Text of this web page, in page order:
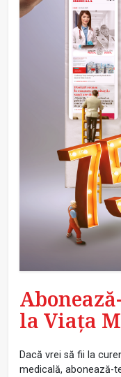
la Viața
Dacă vrei să fii la
medicală, abonează-